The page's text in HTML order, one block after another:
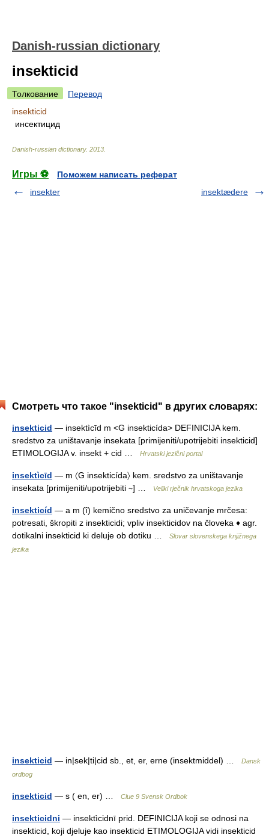
Danish-russian dictionary
insekticid
Толкование
Перевод
insekticid
инсектицид
Danish-russian dictionary. 2013
Игры ⚽
Поможем написать реферат
insekter
insektædere
Смотреть что такое "insekticid" в других словарях:
insekticid — insektìcīd m <G insekticída> DEFINICIJA kem.
sredstvo za uništavanje insekata [primijeniti/upotrijebiti insekticid]
ETIMOLOGIJA v. insekt + cid …
Hrvatski jezični portal
insektìcīd — m 〈G insekticída〉 kem. sredstvo za uništavanje
insekata [primijeniti/upotrijebiti ∼] …
Veliki rječnik hrvatskoga jezika
insekticíd — a m (ȋ) kemično sredstvo za uničevanje mrčesa:
potresati, škropiti z insekticidi; vpliv insekticidov na človeka ♦ agr.
dotikalni insekticid ki deluje ob dotiku …
Slovar slovenskega knjižnega
jezika
insekticid — in|sek|ti|cid sb., et, er, erne (insektmiddel) …
Dansk
ordbog
insekticid — s ( en, er) … Clue 9 Svensk Ordbok
insekticidni — insektìcidnī prid. DEFINICIJA koji se odnosi na
insekticid, koji djeluje kao insekticid ETIMOLOGIJA vidi insekticid